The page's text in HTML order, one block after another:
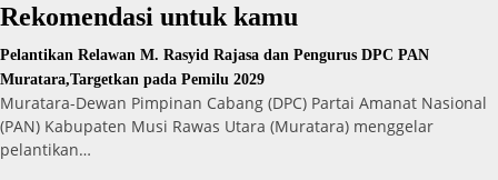
Rekomendasi untuk kamu
Pelantikan Relawan M. Rasyid Rajasa dan Pengurus DPC PAN
Muratara,Targetkan pada Pemilu 2029
Muratara-Dewan Pimpinan Cabang (DPC) Partai Amanat Nasional
(PAN) Kabupaten Musi Rawas Utara (Muratara) menggelar
pelantikan…